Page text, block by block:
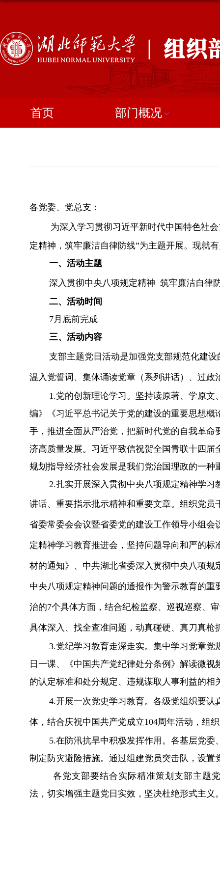
首页 部门概况
各党委、党总支：
为深入学习贯彻习近平新时代中国特色社
定精神，筑牢廉洁自律防线”为主题开展。现就
一、活动主题
深入贯彻中央八项规定精神 筑牢廉洁自律
二、活动时间
7月底前完成
三、活动内容
支部主题党日活动是加强党支部规范化建设
温入党誓词、集体诵读党章（系列讲话）、过
1.党的创新理论学习。 坚持读原著、学原文
编》
《习近平总书记关于党的建设的重要思想概
手，推进全面从严治党，把新时代党的自我革
济高质量发展。习近平致信祝贺全国青联十四
规划指导经济社会发展是我们党治国理政的一
2.扎实开展深入贯彻中央八项规定精神学习
讲话、重要指示批示精神和重要文章。组织党员
省委常委会会议暨省委党的建设工作领导小组
定精神学习教育推进会，坚持问题导向和严的标
材的通知》、中共湖北省委深入贯彻中央八项
中央八项规定精神问题的通报作为警示教育的
治的7个具体方面，结合纪检监察、巡视巡察、
具体深入、找全查准问题，动真碰硬、真刀真枪
3.党纪学习教育走深走实。 集中学习党章党
日 一课、《中国共产党纪律处分条例》解读微视
的认定标准和处分规定、违规谋取人事利益的
4.开展一次党史学习教育。 各级党组织要认
体，结合庆祝中国共产党成立104周年活动，组
5.在防汛抗旱中积极发挥作用。 各基层党委
制定防灾避险措施。通过组建党员突击队，设
各党支部要结合实际精准策划支部主题党
法，切实增强主题党日实效， 坚决杜绝形式主义